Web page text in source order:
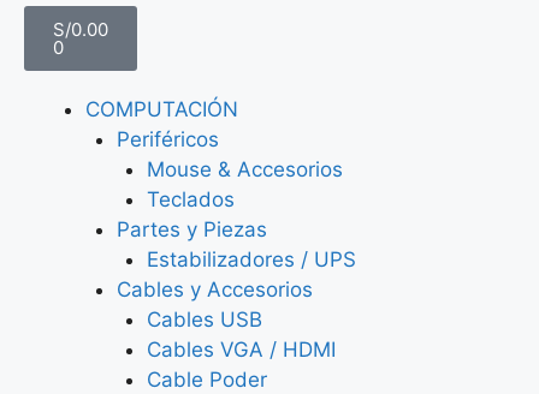
S/0.00
0
COMPUTACIÓN
Periféricos
Mouse & Accesorios
Teclados
Partes y Piezas
Estabilizadores / UPS
Cables y Accesorios
Cables USB
Cables VGA / HDMI
Cable Poder